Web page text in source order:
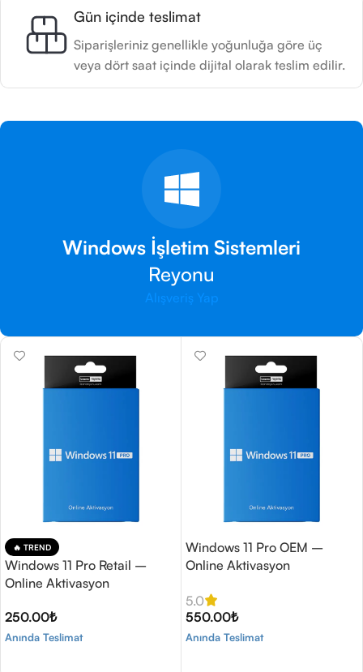
Gün içinde teslimat
Siparişleriniz genellikle yoğunluğa göre üç
veya dört saat içinde dijital olarak teslim edilir.
Windows İşletim Sistemleri
Reyonu
Alışveriş Yap
🔥 TREND
Windows 11 Pro Retail –
Online Aktivasyon
250.00₺
Anında Teslimat
Windows 11 Pro OEM –
Online Aktivasyon
5.0
550.00₺
Anında Teslimat